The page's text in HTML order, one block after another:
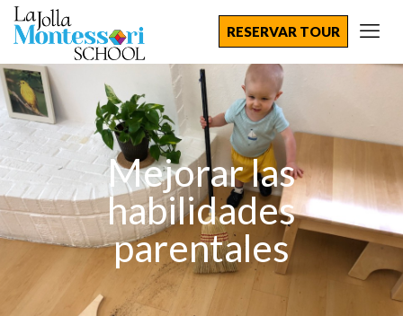
RESERVAR TOUR
Mejorar las
habilidades
parentales